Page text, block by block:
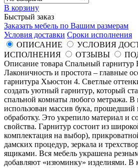
В корзину
Быстрый заказ
Заказать мебель по Вашим размерам
Условия доставки Сроки исполнения
ОПИСАНИЕ
УСЛОВИЯ
ИСПОЛНЕНИЯ
ОТЗЫВЫ
Описание товара Спальный гарнитур
Лаконичность и простота – главные
гарнитура Хьюстон 4. Светлые
создать уютный гарнитур, который
спальной комнаты любого метража. В
использован массив бука,
обработку. Это укрепило материал и
свойства. Гарнитур состоит из
комплектация на выбор),
дамских процедур, зеркала и
ящиками. Вся мебель украшена
добавляют «изюминку» изделиями. В